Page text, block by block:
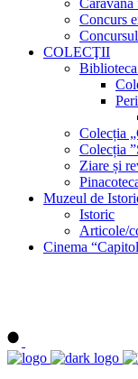
Concurs
COLECŢII
Colecția
Colecția
Ziare și
Muzeul de
Istoric
Articole/
Cinema